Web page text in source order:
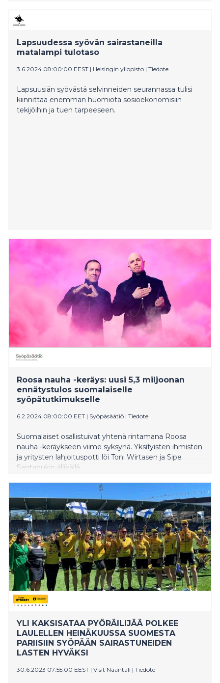
syöpätutkimuksen jatkumiseksi. Joulukeräys alkaa
11.11. Syöpäsäätiö kannustaa yksityisiä ja yrityksiä
Lapsuudessa syövän sairastaneilla
matalampi tulotaso
3.6.2024 08:00:00 EEST | Helsingin yliopisto | Tiedote
Lapsuusiän syövästä selvinneiden seurannassa tulisi
kiinnittää enemmän huomiota sosioekonomisiin
tekijöihin ja tuen tarpeeseen.
Roosa nauha -keräys: uusi 5,3 miljoonan
ennätystulos suomalaiselle
syöpätutkimukselle
6.2.2024 08:00:00 EET | Syöpäsäätiö | Tiedote
Suomalaiset osallistuivat yhtenä rintamana Roosa
nauha -keräykseen viime syksynä. Yksityisten ihmisten
ja yritysten lahjoituspotti löi Toni Wirtasen ja Sipe
Santapukin ällikällä.
YLI KAKSISATAA PYÖRÄILIJÄÄ POLKEE
LAULELLEN HEINÄKUUSSA SUOMESTA
PARIISIIN SYÖPÄÄN SAIRASTUNEIDEN
LASTEN HYVÄKSI
30.6.2023 07:55:00 EEST | Visit Naantali | Tiedote